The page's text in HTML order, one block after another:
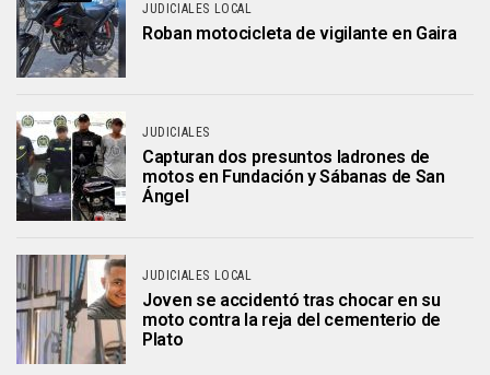
JUDICIALES LOCAL
Roban motocicleta de vigilante en Gaira
JUDICIALES
Capturan dos presuntos ladrones de
motos en Fundación y Sábanas de San
Ángel
JUDICIALES LOCAL
Joven se accidentó tras chocar en su
moto contra la reja del cementerio de
Plato